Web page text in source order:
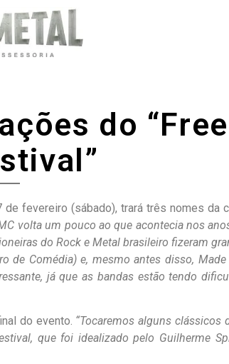
do
fevereiro (sábado), trará três nomes da
volta um pouco ao que acontecia nos
do Rock e Metal brasileiro fizeram
de Comédia) e, mesmo antes disso,
já que as bandas estão tendo
do evento. “Tocaremos alguns clássicos
que foi idealizado pelo Guilherme